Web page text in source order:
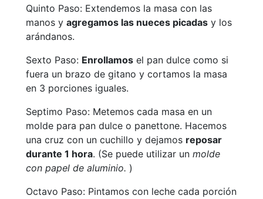
Quinto Paso: Extendemos la masa con las
manos y agregamos las nueces picadas y los
arándanos.
Sexto Paso: Enrollamos el pan dulce como si
fuera un brazo de gitano y cortamos la masa
en 3 porciones iguales.
Septimo Paso: Metemos cada masa en un
molde para pan dulce o panettone. Hacemos
una cruz con un cuchillo y dejamos reposar
durante 1 hora. (Se puede utilizar un molde
con papel de aluminio. )
Octavo Paso: Pintamos con leche cada porción